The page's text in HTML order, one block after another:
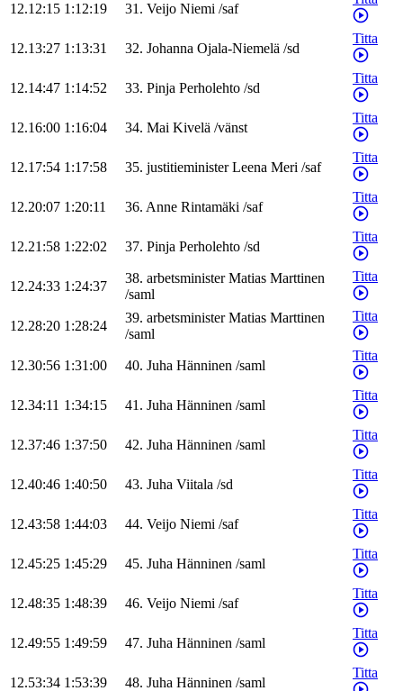
12.12:15 1:12:19 31. Veijo Niemi /saf
12.13:27 1:13:31 32. Johanna Ojala-Niemelä /sd
Titta
12.14:47 1:14:52 33. Pinja Perholehto /sd
Titta
12.16:00 1:16:04 34. Mai Kivelä /vänst
Titta
12.17:54 1:17:58 35. justitieminister Leena Meri /saf
Titta
12.20:07 1:20:11 36. Anne Rintamäki /saf
Titta
12.21:58 1:22:02 37. Pinja Perholehto /sd
Titta
12.24:33 1:24:37
38. arbetsminister Matias Marttinen
/saml
Titta
12.28:20 1:28:24
39. arbetsminister Matias Marttinen
/saml
Titta
12.30:56 1:31:00 40. Juha Hänninen /saml
Titta
12.34:11 1:34:15 41. Juha Hänninen /saml
Titta
12.37:46 1:37:50 42. Juha Hänninen /saml
Titta
12.40:46 1:40:50 43. Juha Viitala /sd
Titta
12.43:58 1:44:03 44. Veijo Niemi /saf
Titta
12.45:25 1:45:29 45. Juha Hänninen /saml
Titta
12.48:35 1:48:39 46. Veijo Niemi /saf
Titta
12.49:55 1:49:59 47. Juha Hänninen /saml
Titta
12.53:34 1:53:39 48. Juha Hänninen /saml
Titta